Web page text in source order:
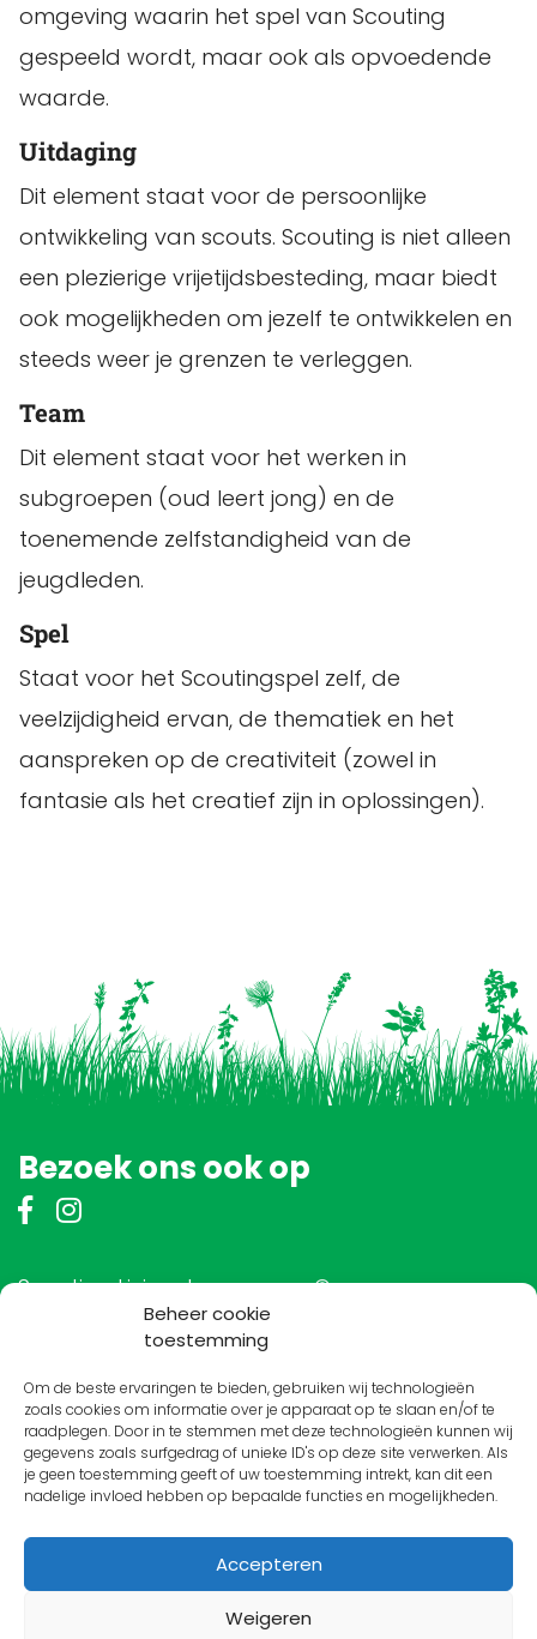
Beheer cookie
toestemming
Om de beste ervaringen te bieden, gebruiken wij technologieën
zoals cookies om informatie over je apparaat op te slaan en/of te
raadplegen. Door in te stemmen met deze technologieën kunnen wij
gegevens zoals surfgedrag of unieke ID's op deze site verwerken. Als
je geen toestemming geeft of uw toestemming intrekt, kan dit een
nadelige invloed hebben op bepaalde functies en mogelijkheden.
Accepteren
Weigeren
omgeving waarin het spel van Scouting
gespeeld wordt, maar ook als opvoedende
waarde.
Uitdaging
Dit element staat voor de persoonlijke
ontwikkeling van scouts. Scouting is niet alleen
een plezierige vrijetijdsbesteding, maar biedt
ook mogelijkheden om jezelf te ontwikkelen en
steeds weer je grenzen te verleggen.
Team
Dit element staat voor het werken in
subgroepen (oud leert jong) en de
toenemende zelfstandigheid van de
jeugdleden.
Spel
Staat voor het Scoutingspel zelf, de
veelzijdigheid ervan, de thematiek en het
aanspreken op de creativiteit (zowel in
fantasie als het creatief zijn in oplossingen).
Bezoek ons ook op
Scouting Livingstone groep ©
Vrienden van Livingstone